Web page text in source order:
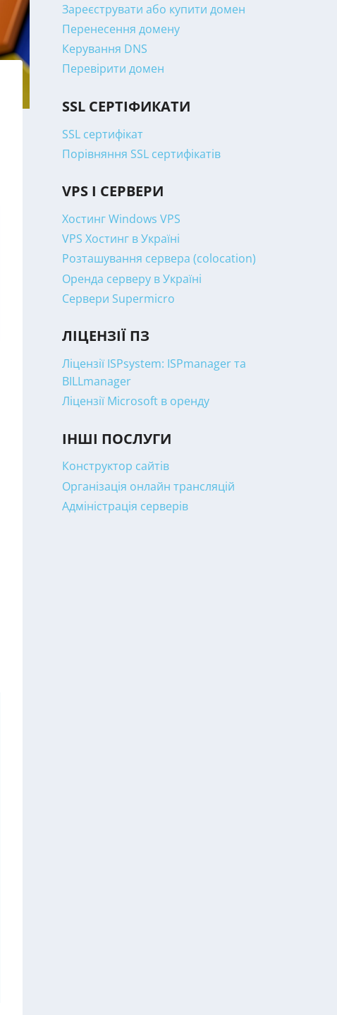
Зареєструвати або купити домен
Перенесення домену
Керування DNS
Перевірити домен
SSL СЕРТІФИКАТИ
SSL сертифікат
Порівняння SSL сертифікатів
VPS І СЕРВЕРИ
Хостинг Windows VPS
VPS Хостинг в Україні
Розташування сервера (colocation)
Оренда серверу в Україні
Сервери Supermicro
ЛІЦЕНЗІЇ ПЗ
Ліцензії ISPsystem: ISPmanager та
BILLmanager
Ліцензії Microsoft в оренду
ІНШІ ПОСЛУГИ
Конструктор сайтів
Організація онлайн трансляцій
Адміністрація серверів